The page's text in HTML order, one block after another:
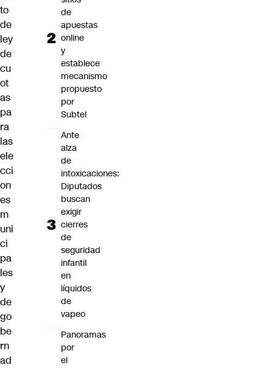
to
de
ley
de
cu
ot
as
pa
ra
las
ele
cci
on
es
m
uni
ci
pa
les
y
de
go
be
rn
ad
de
apuestas
online
y
establece
mecanismo
propuesto
por
Subtel
Ante
alza
de
intoxicaciones:
Diputados
buscan
exigir
cierres
de
seguridad
infantil
en
líquidos
de
vapeo
Panoramas
por
el